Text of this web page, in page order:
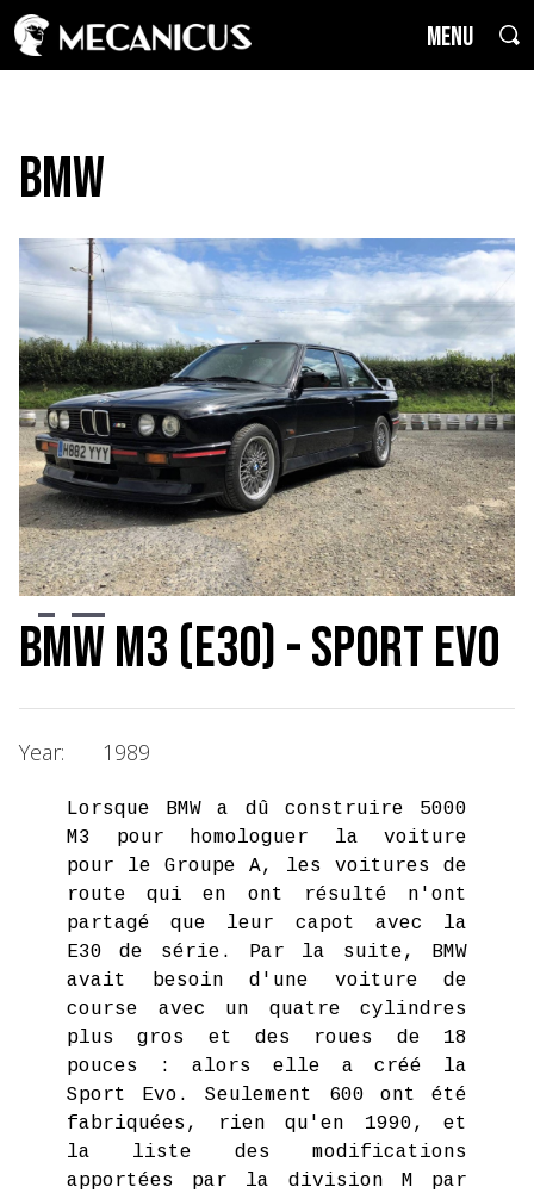
MENU
BMW
BMW M3 (E30) - Sport Evo
Year: 1989
Lorsque BMW a dû construire 5000
M3 pour homologuer la voiture
pour le Groupe A, les voitures de
route qui en ont résulté n'ont
partagé que leur capot avec la
E30 de série. Par la suite, BMW
avait besoin d'une voiture de
course avec un quatre cylindres
plus gros et des roues de 18
pouces : alors elle a créé la
Sport Evo. Seulement 600 ont été
fabriquées, rien qu'en 1990, et
la liste des modifications
apportées par la division M par